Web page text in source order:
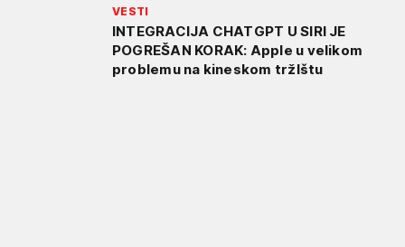
VESTI
INTEGRACIJA CHATGPT U SIRI JE
POGREŠAN KORAK: Apple u velikom
problemu na kineskom tržIštu